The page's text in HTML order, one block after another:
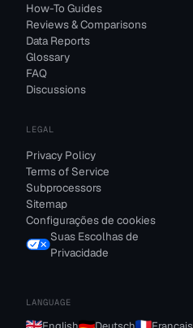
How-To Guides
Reviews & Comparisons
Data Reports
Glossary
FAQ
Discussions
LEGAL
Privacy Policy
Terms of Service
Subprocessors
Sitemap
Configurações de cookies
Suas Escolhas de
Privacidade
LANGUAGE